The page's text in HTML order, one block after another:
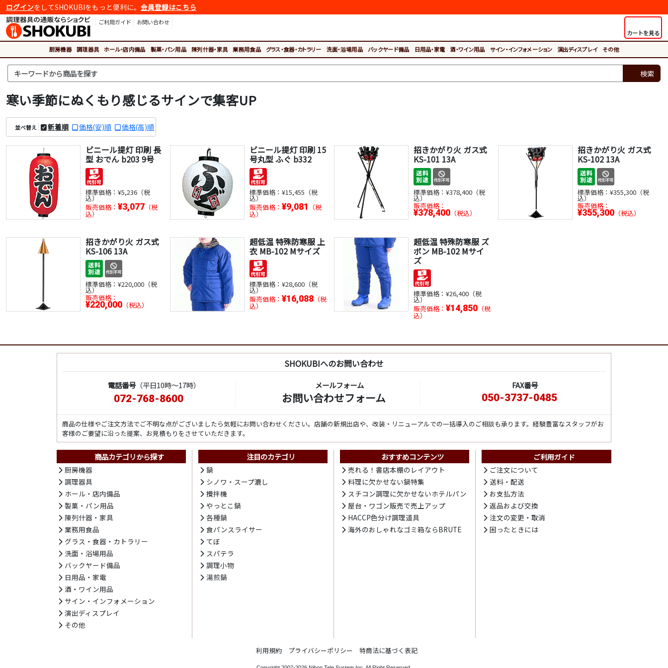
ログインをしてSHOKUBIをもっと便利に。 会員登録はこちら
ご利用ガイド
お問い合わせ
カートを見る
厨房機器 調理器具 ホール・店内備品 製菓・パン用品 陳列什器・家具 業務用食品 グラス・食器・カトラリー 洗面・浴場用品 バックヤード備品 日用品・家電 酒・ワイン用品 サイン・インフォメーション 演出ディスプレイ その他
検索
寒い季節にぬくもり感じるサインで集客UP
並べ替え 新着順 価格(安)順 価格(高)順
ビニール提灯 印刷 長
型 おでん b203 9号
標準価格： ¥5,236（税
込）
販売価格： ¥3,077 （税
込）
ビニール提灯 印刷 15
号丸型 ふぐ b332
標準価格： ¥15,455（税
込）
販売価格： ¥9,081 （税
込）
招きかがり火 ガス式
KS-101 13A
標準価格： ¥378,400（税
込）
販売価格：
¥378,400 （税込）
招きかがり火 ガス式
KS-102 13A
標準価格： ¥355,300（税
込）
販売価格：
¥355,300 （税込）
招きかがり火 ガス式
KS-106 13A
標準価格： ¥220,000（税
込）
販売価格：
¥220,000 （税込）
超低温 特殊防寒服 上
衣 MB-102 Mサイズ
標準価格： ¥28,600（税
込）
販売価格： ¥16,088 （税
込）
超低温 特殊防寒服 ズ
ボン MB-102 Mサイ
ズ
標準価格： ¥26,400（税
込）
販売価格： ¥14,850 （税
込）
SHOKUBIへのお問い合わせ
電話番号（平日10時～17時）
072-768-8600
メールフォーム
お問い合わせフォーム
FAX番号
050-3737-0485
商品の仕様やご注文方法でご不明な点がございましたら気軽にお問い合わせください。店舗の新規出店や、改装・リニューアルでの一括導入のご相談も承ります。経験豊富なスタッフがお
客様のご要望に沿った提案、お見積もりをさせていただきます。
商品カテゴリから探す
厨房機器
調理器具
ホール・店内備品
製菓・パン用品
陳列什器・家具
業務用食品
グラス・食器・カトラリー
洗面・浴場用品
バックヤード備品
日用品・家電
酒・ワイン用品
サイン・インフォメーション
演出ディスプレイ
その他
注目のカテゴリ
鍋
シノワ・スープ漉し
攪拌機
やっとこ鍋
各種鍋
食パンスライサー
てぼ
スパテラ
調理小物
湯煎鍋
おすすめコンテンツ
売れる！書店本棚のレイアウト
料理に欠かせない鍋特集
スチコン調理に欠かせないホテルパン
屋台・ワゴン販売で売上アップ
HACCP色分け調理道具
海外のおしゃれなゴミ箱ならBRUTE
ご利用ガイド
ご注文について
送料・配送
お支払方法
返品および交換
注文の変更・取消
困ったときには
利用規約 プライバシーポリシー 特商法に基づく表記